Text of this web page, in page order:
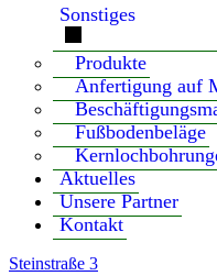
Sonstiges
Produkte
Anfertigung auf
Fußbodenbeläge
Aktuelles
Unsere Partner
Kontakt
Steinstraße 3